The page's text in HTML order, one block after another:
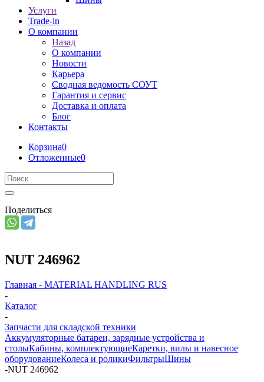
Услуги
Trade-in
О компании
Назад
О компании
Новости
Карьера
Сводная ведомость СОУТ
Гарантия и сервис
Доставка и оплата
Блог
Контакты
Корзина0
Отложенные0
Поделиться
NUT 246962
Главная - MATERIAL HANDLING RUS
-
Каталог
-
Запчасти для складской техники
Аккумуляторные батареи, зарядные устройства и
столыКабины, комплектующиеКаретки, вилы и навесное
оборудованиеКолеса и роликиФильтрыШины
-NUT 246962